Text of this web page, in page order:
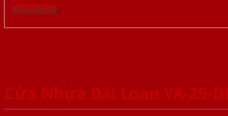
Gọi 0976.169.864
Cửa Nhựa Đài Loan YA-25-